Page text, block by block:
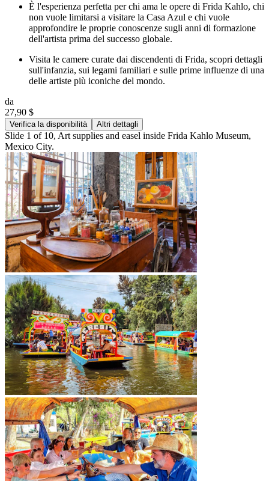
È l'esperienza perfetta per chi ama le opere di Frida Kahlo, chi
non vuole limitarsi a visitare la Casa Azul e chi vuole
approfondire le proprie conoscenze sugli anni di formazione
dell'artista prima del successo globale.
Visita le camere curate dai discendenti di Frida, scopri dettagli
sull'infanzia, sui legami familiari e sulle prime influenze di una
delle artiste più iconiche del mondo.
da
27,90 $
Verifica la disponibilità Altri dettagli
Slide 1 of 10, Art supplies and easel inside Frida Kahlo Museum,
Mexico City.